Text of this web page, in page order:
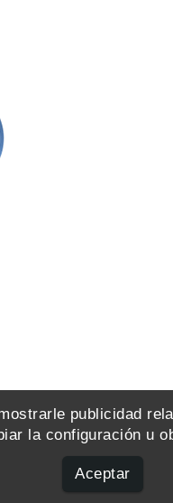
publicidad
la configuración u
Aceptar